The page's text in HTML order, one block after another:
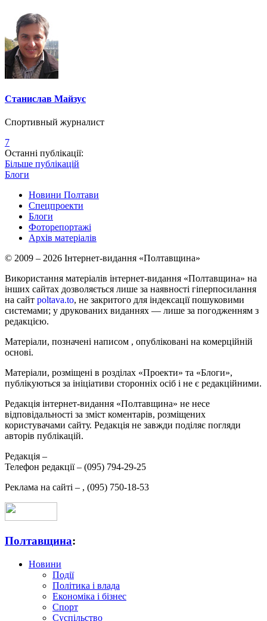
Станислав Майзус
Спортивный журналист
7
Останні публікації:
Більше публікацій
Блоги
Новини Полтави
Спецпроекти
Блоги
Фоторепортажі
Архів матеріалів
© 2009 – 2026 Інтернет-видання «Полтавщина»
Використання матеріалів інтернет-видання «Полтавщина» на
інших сайтах дозволяється лише за наявності гіперпосилання
на сайт poltava.to, не закритого для індексації пошуковими
системами; у друкованих виданнях — лише за погодженням з
редакцією.
Матеріали, позначені написом , опубліковані на комерційній
основі.
Матеріали, розміщені в розділах «Проекти» та «Блоги»,
публікуються за ініціативи сторонніх осіб і не є редакційними.
Редакція інтернет-видання «Полтавщина» не несе
відповідальності за зміст коментарів, розміщених
користувачами сайту. Редакція не завжди поділяє погляди
авторів публікацій.
Редакція –
Телефон редакції – (095) 794-29-25
Реклама на сайті – , (095) 750-18-53
Полтавщина:
Новини
Події
Політика і влада
Економіка і бізнес
Спорт
Суспільство